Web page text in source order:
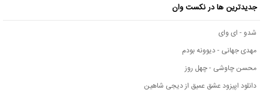
جدیدترین ها در نکست وان
شدو - ای وای
مهدی جهانی - دیوونه بودم
محسن چاوشی - چهل روز
دانلود اپیزود عشق عمیق از دیجی شاهین